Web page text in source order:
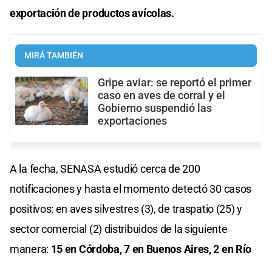
exportación de productos avícolas.
MIRÁ TAMBIÉN
Gripe aviar: se reportó el primer
caso en aves de corral y el
Gobierno suspendió las
exportaciones
A la fecha, SENASA estudió cerca de 200
notificaciones y hasta el momento detectó 30 casos
positivos: en aves silvestres (3), de traspatio (25) y
sector comercial (2) distribuidos de la siguiente
manera: 15 en Córdoba, 7 en Buenos Aires, 2 en Río